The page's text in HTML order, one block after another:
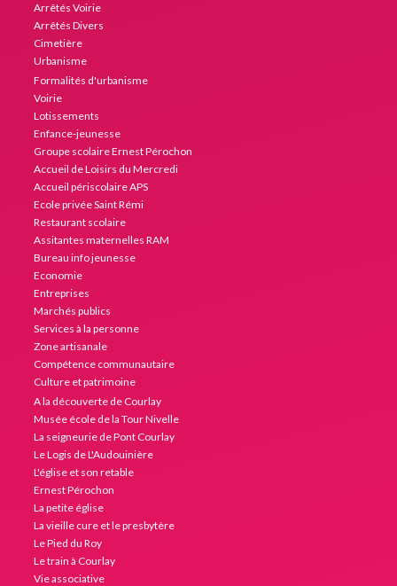
Arrêtés Voirie
Arrêtés Divers
Cimetière
Urbanisme
Formalités d'urbanisme
Voirie
Lotissements
Enfance-jeunesse
Groupe scolaire Ernest Pérochon
Accueil de Loisirs du Mercredi
Accueil périscolaire APS
Ecole privée Saint Rémi
Restaurant scolaire
Assitantes maternelles RAM
Bureau info jeunesse
Economie
Entreprises
Marchés publics
Services à la personne
Zone artisanale
Compétence communautaire
Culture et patrimoine
A la découverte de Courlay
Musée école de la Tour Nivelle
La seigneurie de Pont Courlay
Le Logis de L'Audouinière
L'église et son retable
Ernest Pérochon
La petite église
La vieille cure et le presbytère
Le Pied du Roy
Le train à Courlay
Vie associative